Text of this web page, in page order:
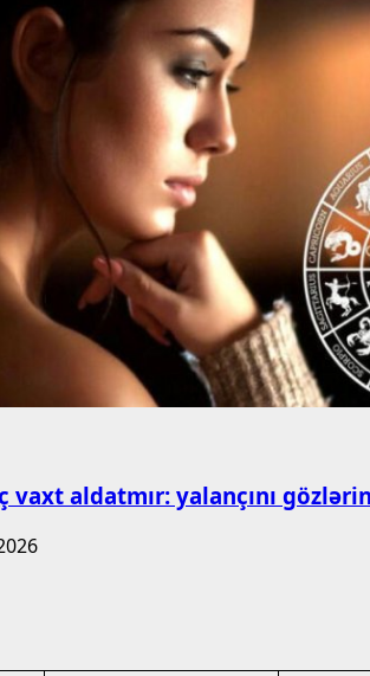
vaxt aldatmır: yalançını